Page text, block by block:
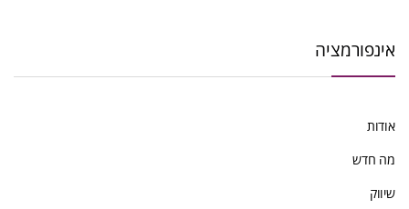
אינפורמציה
אודות
מה חדש
שיווק